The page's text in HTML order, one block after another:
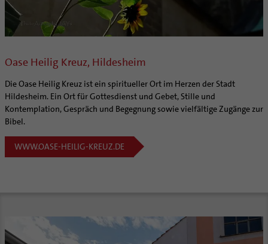
Oase Heilig Kreuz, Hildesheim
Die Oase Heilig Kreuz ist ein spiritueller Ort im Herzen der Stadt
Hildesheim. Ein Ort für Gottesdienst und Gebet, Stille und
Kontemplation, Gespräch und Begegnung sowie vielfältige Zugänge zur
Bibel.
WWW.OASE-HEILIG-KREUZ.DE